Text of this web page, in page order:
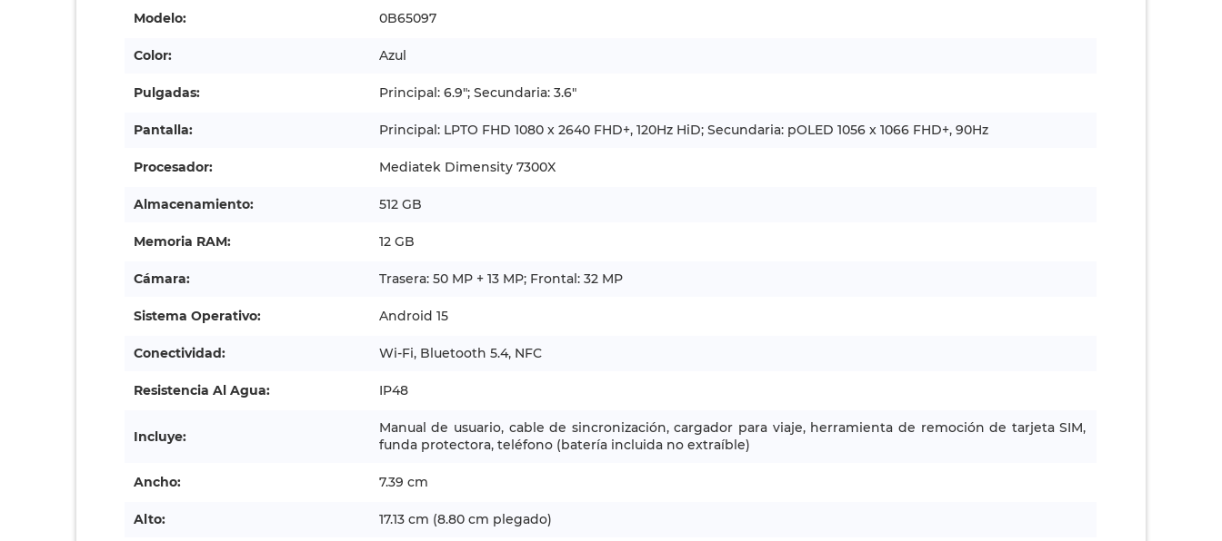
Modelo: 0B65097
Color: Azul
Pulgadas: Principal: 6.9"; Secundaria: 3.6"
Pantalla: Principal: LPTO FHD 1080 x 2640 FHD+, 120Hz HiD; Secundaria: pOLED 1056 x 1066 FHD+, 90Hz
Procesador: Mediatek Dimensity 7300X
Almacenamiento: 512 GB
Memoria RAM: 12 GB
Cámara: Trasera: 50 MP + 13 MP; Frontal: 32 MP
Sistema Operativo: Android 15
Conectividad: Wi-Fi, Bluetooth 5.4, NFC
Resistencia Al Agua: IP48
Incluye:
Manual de usuario, cable de sincronización, cargador para viaje, herramienta de remoción de tarjeta SIM,
funda protectora, teléfono (batería incluida no extraíble)
Ancho: 7.39 cm
Alto: 17.13 cm (8.80 cm plegado)